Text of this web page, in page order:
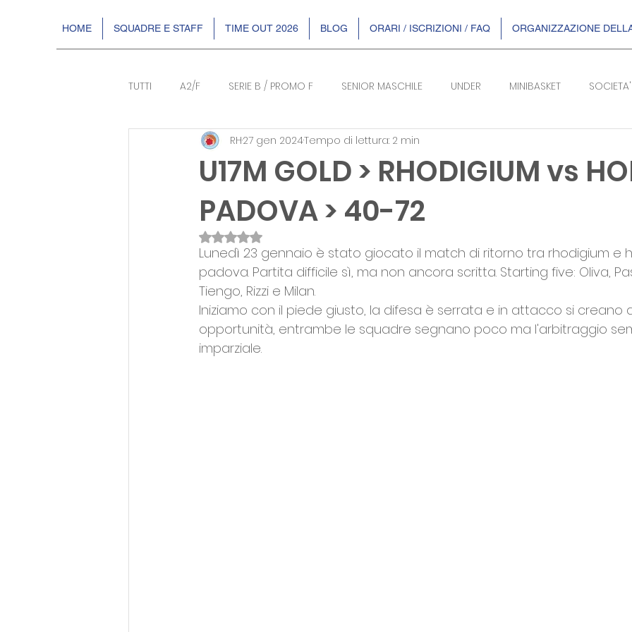
HOME SQUADRE E STAFF TIME OUT 2026 BLOG ORARI / ISCRIZIONI / FAQ ORGANIZZAZIONE
TUTTI A2/F SERIE B / PROMO F SENIOR MASCHILE UNDER MINIBASKET SOCIETA'
EVENTI DR2 SERIE B/F
U17M GOLD > RHODIGIUM vs
PADOVA > 40-72
RH27 gen 2024Tempo di lettura: 2 min
Valutazione NaN stelle su 5.
Lunedì 23 gennaio è stato giocato il match di ritorno tra rhodigium e
padova. Partita difficile sì, ma non ancora scritta. Starting five: Oliva,
Tiengo, Rizzi e Milan.
Iniziamo con il piede giusto, la difesa è serrata e in attacco si creano
opportunità, entrambe le squadre segnano poco ma l'arbitraggio
imparziale.